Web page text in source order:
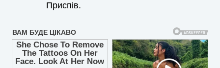
Приспів.